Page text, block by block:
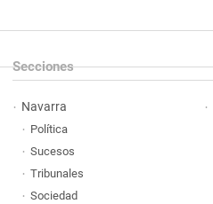
Secciones
Navarra
Política
Sucesos
Tribunales
Sociedad